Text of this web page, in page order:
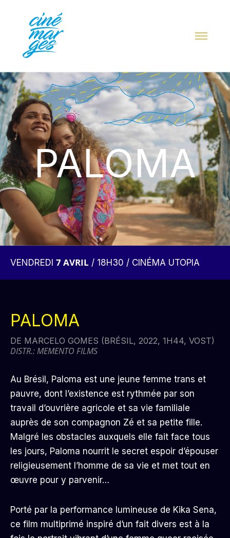
PALOMA
VENDREDI 7 AVRIL / 18H30 / CINÉMA UTOPIA
PALOMA
DE MARCELO GOMES (BRÉSIL, 2022, 1H44, VOST)
DISTR.: MEMENTO FILMS
Au Brésil, Paloma est une jeune femme trans et
pauvre, dont l’existence est rythmée par son
travail d’ouvrière agricole et sa vie familiale
auprès de son compagnon Zé et sa petite fille.
Malgré les obstacles auxquels elle fait face tous
les jours, Paloma nourrit le secret espoir d’épouser
religieusement l’homme de sa vie et met tout en
œuvre pour y parvenir…
Porté par la performance lumineuse de Kika Sena,
ce film multiprimé inspiré d’un fait divers est à la